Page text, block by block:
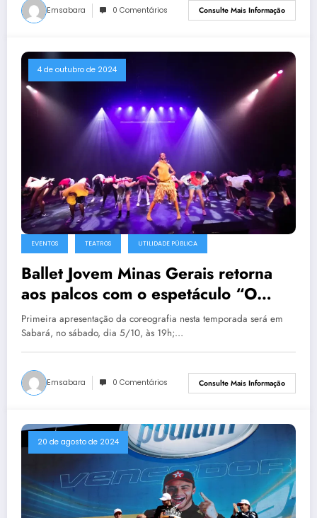
Emsabara 0 Comentários Consulte Mais Informação
4 de outubro de 2024
EVENTOS TEATROS UTILIDADE PÚBLICA
Ballet Jovem Minas Gerais retorna
aos palcos com o espetáculo “O
patinho feio” em Sabará
Primeira apresentação da coreografia nesta temporada será em
Sabará, no sábado, dia 5/10, às 19h;…
Emsabara 0 Comentários Consulte Mais Informação
20 de agosto de 2024